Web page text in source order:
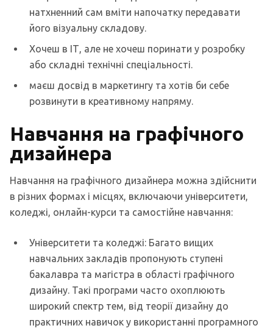
натхненний сам вміти напочатку передавати
його візуальну складову.
Хочеш в ІТ, але не хочеш поринати у розробку
або складні технічні спеціальності.
маєш досвід в маркетингу та хотів би себе
розвинути в креативному напряму.
Навчання на графічного
дизайнера
Навчання на графічного дизайнера можна здійснити
в різних формах і місцях, включаючи університети,
коледжі, онлайн-курси та самостійне навчання:
Університети та коледжі: Багато вищих
навчальних закладів пропонують ступені
бакалавра та магістра в області графічного
дизайну. Такі програми часто охоплюють
широкий спектр тем, від теорії дизайну до
практичних навичок у використанні програмного